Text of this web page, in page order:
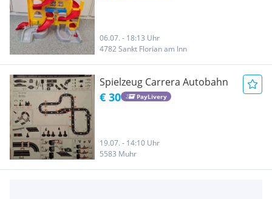
06.07. - 18:13 Uhr
4782 Sankt Florian am Inn
Spielzeug Carrera Autobahn
€ 30 PayLivery
19.07. - 14:10 Uhr
5583 Muhr